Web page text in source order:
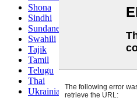
Shona
Sindhi
Sundanese
Swahili
Tajik
Tamil
Telugu
Thai
Ukrainian